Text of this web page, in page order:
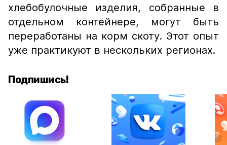
хлебобулочные изделия, собранные в
отдельном контейнере, могут быть
переработаны на корм скоту. Этот опыт
уже практикуют в нескольких регионах.
Подпишись!